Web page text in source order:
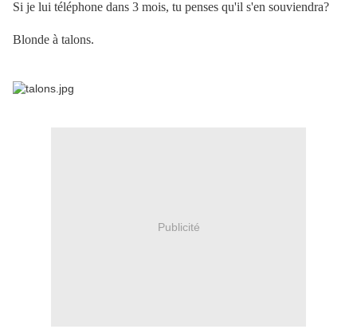
Si je lui téléphone dans 3 mois, tu penses qu'il s'en souviendra?
Blonde à talons.
Publicité